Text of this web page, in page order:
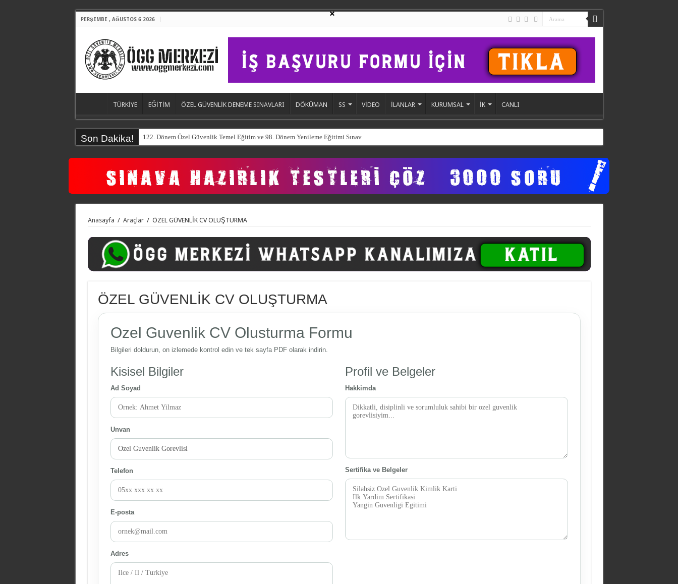
PERŞEMBE , AĞUSTOS 6 2026
TÜRKİYE EĞİTİM ÖZEL GÜVENLİK DENEME SINAVLARI DÖKÜMAN SS VİDEO İLANLAR KURUMSAL İK CANLI
Son Dakika! Öz
Anasayfa / Araçlar / ÖZEL GÜVENLİK CV OLUŞTURMA
ÖZEL GÜVENLİK CV OLUŞTURMA
Ozel Guvenlik CV Olusturma Formu
Bilgileri doldurun, on izlemede kontrol edin ve tek sayfa PDF olarak indirin.
Kisisel Bilgiler
Ad Soyad
Unvan
Telefon
E-posta
Adres
Profil ve Belgeler
Hakkimda
Sertifika ve Belgeler